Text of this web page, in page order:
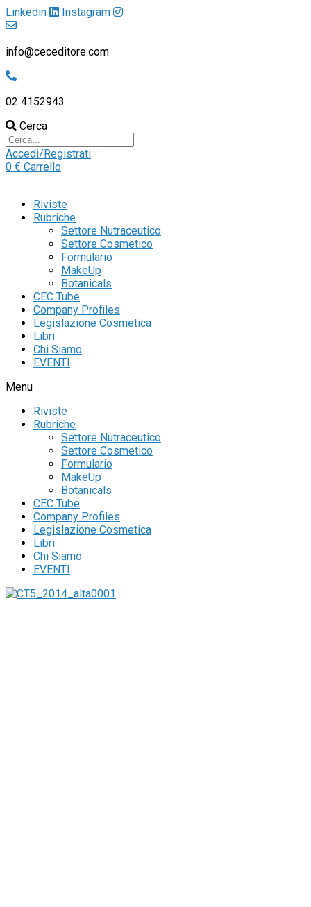
Linkedin Instagram
info@ceceditore.com
02 4152943
Cerca
Accedi/Registrati
0 € Carrello
Riviste
Rubriche
Settore Nutraceutico
Settore Cosmetico
Formulario
MakeUp
Botanicals
CEC Tube
Company Profiles
Legislazione Cosmetica
Libri
Chi Siamo
EVENTI
Menu
Riviste
Rubriche
Settore Nutraceutico
Settore Cosmetico
Formulario
MakeUp
Botanicals
CEC Tube
Company Profiles
Legislazione Cosmetica
Libri
Chi Siamo
EVENTI